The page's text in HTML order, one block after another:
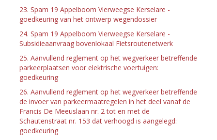
23. Spam 19 Appelboom Vierweegse Kerselare -
goedkeuring van het ontwerp wegendossier
24. Spam 19 Appelboom Vierweegse Kerselare -
Subsidieaanvraag bovenlokaal Fietsroutenetwerk
25. Aanvullend reglement op het wegverkeer betreffende
parkeerplaatsen voor elektrische voertuigen:
goedkeuring
26. Aanvullend reglement op het wegverkeer betreffende
de invoer van parkeermaatregelen in het deel vanaf de
Francis De Meeuslaan nr. 2 tot en met de
Schautenstraat nr. 153 dat verhoogd is aangelegd:
goedkeuring